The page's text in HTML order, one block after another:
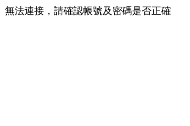
無法連接，請確認帳號及密碼是否正確